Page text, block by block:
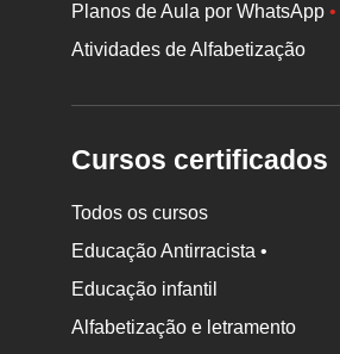
Planos de Aula por WhatsApp•
Atividades de Alfabetização
Cursos certificados
Todos os cursos
Educação Antirracista •
Educação infantil
Alfabetização e letramento